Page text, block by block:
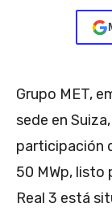
Grupo MET,
sede en
participación
50 MWp, listo
Real 3 está